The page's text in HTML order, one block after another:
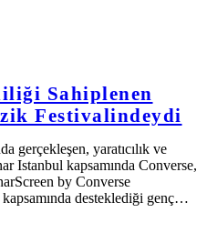
Sahiplenen
Festivalindeydi
gerçekleşen, yaratıcılık ve
Istanbul kapsamında Converse,
by Converse
desteklediği genç…